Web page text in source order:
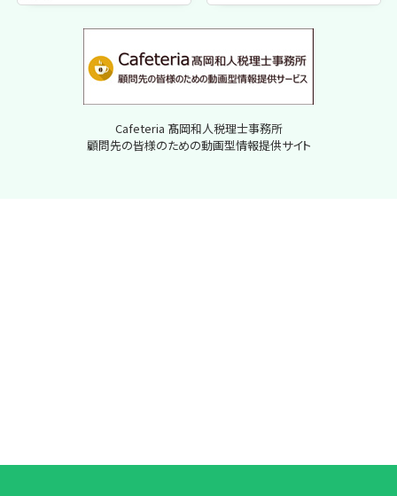
Cafeteria 髙岡和人税理士事務所
顧問先の皆様のための動画型情報提供サイト